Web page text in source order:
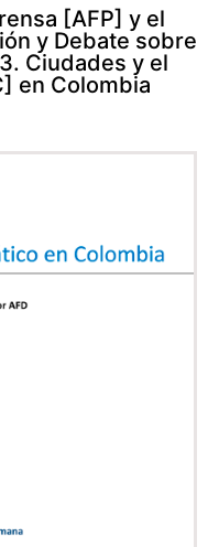
[AFP] y el
y Debate sobre
Ciudades y el
en Colombia